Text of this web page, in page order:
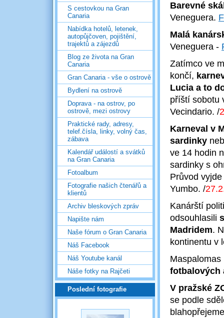
S cestovkou na Gran
Canaria
Nabídka hotelů, letenek,
autopůjčoven, pojištění,
trajektů a zájezdů
Blog ze života na Gran
Canaria
Gran Canaria - vše o ostrově
Bydlení na ostrově
Doprava - na ostrov, po
ostrově, mezi ostrovy
Praktické rady, adresy,
telef.čísla, linky, volný čas,
zábava
Kalendář událostí a svátků
na Gran Canaria
Fotoalbum
Fotografie našich čtenářů a
klientů
Archiv bleskových zpráv
Napište nám
Naše fórum o Gran Canaria
Náš Facebook
Náš Youtube kanál
Náše fotky na Rajčeti
Poslední fotografie
Barevné
Veneguera.
Malá
Veneguera -
Zatímco ve
končí,
Lucia a to
příští sobotu
Vecindario. /
Karneval v
sardinky
ve 14 hodin
sardinky s
Průvod
Yumbo. /27.2
Kanárští
odsouhlasili
Madridem.
kontinentu v
fotbalových
V pražské
se podle